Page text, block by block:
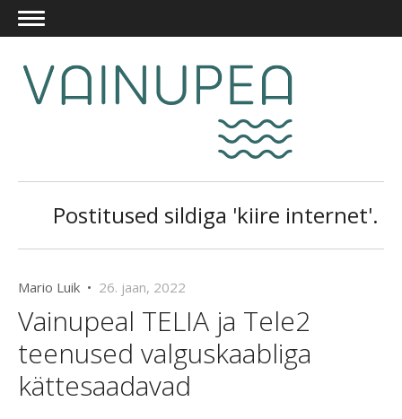
Postitused sildiga 'kiire internet'.
Mario Luik • 26. jaan, 2022
Vainupeal TELIA ja Tele2
teenused valguskaabliga
kättesaadavad